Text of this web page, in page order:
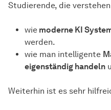
Studierende, die
wie moderne KI
werden.
wie man intelligente
eigenständig handeln
Weiterhin ist es sehr